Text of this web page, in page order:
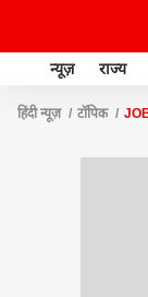
न्यूज़ राज्य
हिंदी न्यूज़ टॉपिक